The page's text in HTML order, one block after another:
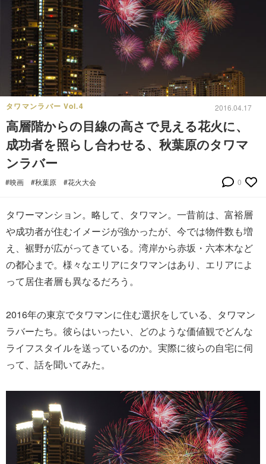
タワマンラバー Vol.4 2016.04.17
高層階からの目線の高さで見える花火に、
成功者を照らし合わせる、秋葉原のタワマ
ンラバー
#映画 #秋葉原 #花火大会 0
タワーマンション。略して、タワマン。一昔前は、富裕層
や成功者が住むイメージが強かったが、今では物件数も増
え、裾野が広がってきている。湾岸から赤坂・六本木など
の都心まで。様々なエリアにタワマンはあり、エリアによ
って居住者層も異なるだろう。
2016年の東京でタワマンに住む選択をしている、タワマン
ラバーたち。彼らはいったい、どのような価値観でどんな
ライフスタイルを送っているのか。実際に彼らの自宅に伺
って、話を聞いてみた。